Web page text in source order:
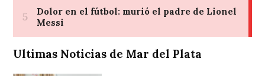
Ultimas Noticias de Mar del Plata